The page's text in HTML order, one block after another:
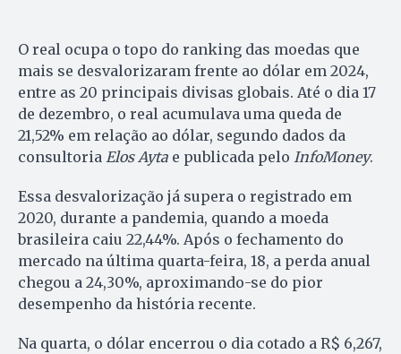
O real ocupa o topo do ranking das moedas que
mais se desvalorizaram frente ao dólar em 2024,
entre as 20 principais divisas globais. Até o dia 17
de dezembro, o real acumulava uma queda de
21,52% em relação ao dólar, segundo dados da
consultoria Elos Ayta e publicada pelo InfoMoney.
Essa desvalorização já supera o registrado em
2020, durante a pandemia, quando a moeda
brasileira caiu 22,44%. Após o fechamento do
mercado na última quarta-feira, 18, a perda anual
chegou a 24,30%, aproximando-se do pior
desempenho da história recente.
Na quarta, o dólar encerrou o dia cotado a R$ 6,267,